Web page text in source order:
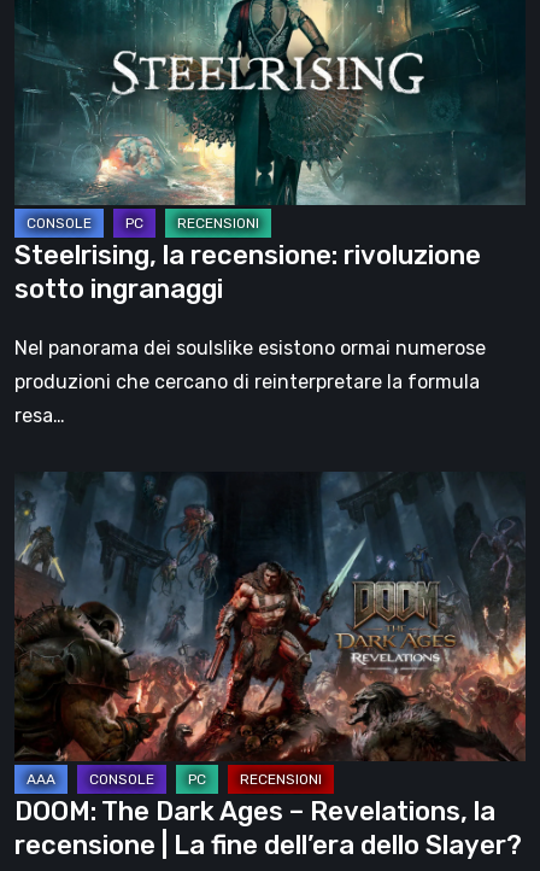
rivoluzione
sotto
ingranaggi
Steelrising, la recensione: rivoluzione
sotto ingranaggi
Nel panorama dei soulslike esistono ormai numerose
produzioni che cercano di reinterpretare la formula
resa…
DOOM:
The
Dark
Ages
–
Revelations,
la
recensione
|
La
fine
dell’era
DOOM: The Dark Ages – Revelations, la
recensione | La fine dell’era dello Slayer?